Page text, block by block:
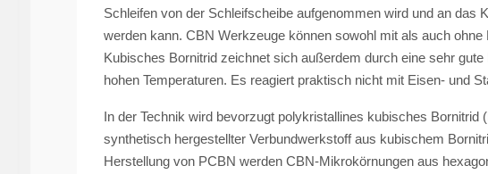
Schleifen von der Schleifscheibe aufgenommen wird und an das
werden kann. CBN Werkzeuge können sowohl mit als auch
Kubisches Bornitrid zeichnet sich außerdem durch eine sehr
hohen Temperaturen. Es reagiert praktisch nicht mit Eisen- und
In der Technik wird bevorzugt polykristallines kubisches
synthetisch hergestellter Verbundwerkstoff aus kubischem
Herstellung von PCBN werden CBN-Mikrokörnungen aus